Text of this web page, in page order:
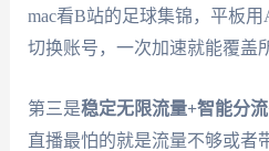
mac看B站的足球集锦，平板
切换账号，一次加速就能覆盖
第三是稳定无限流量+智能分
直播最怕的就是流量不够或者